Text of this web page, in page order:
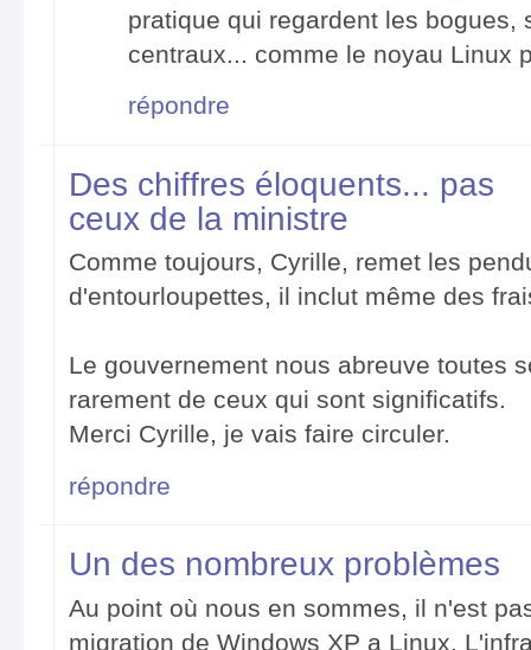
pratique qui regardent les bogues,
centraux... comme le noyau Linux
répondre
Des chiffres éloquents... pas
ceux de la ministre
Comme toujours, Cyrille, remet les
d'entourloupettes, il inclut même des
Le gouvernement nous abreuve toutes
rarement de ceux qui sont significatifs.
Merci Cyrille, je vais faire circuler.
répondre
Un des nombreux problèmes
Au point où nous en sommes, il n'est
migration de Windows XP a Linux.